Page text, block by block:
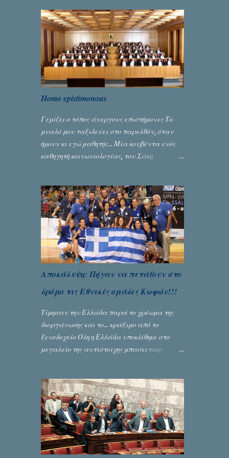
Homo epistimonous
Γεμίζει ο τόπος άνεργους επιστήμονες Το
μυαλό μου ταξιδεύει στο παρελθόν, όταν
ήμουν κι εγώ μαθητής... Μία κουβέντα ενός
καθηγητή κοινωνιολογίας, του Σάκη
Γράφει ο Σταύρος Αλευρογιάννης
Αποκάλυψη: Πήγαν να πετάξουν στο
δρόμο τις Εθνικές ομάδες Κωφών!!!
Τίμησαν την Ελλάδα παρά το χρέωμα της
διοργάνωσης και το... κράξιμο από το
ξενοδοχείο Όλη η Ελλάδα υποκλίθηκε στο
μεγαλείο της αντίστοιχης μπασκετικής
πρωταθλήματος κωφών που διεξήχθη στη
Θεσσανολίκη τις προηγουμενες ημέρες. Πίσω
από την λάμψη και την αποθέωση που
γνώρισαν τα κορίτσια της Αθηνάς Ζέρβα με
την πορεία τους που ολοκληρώθηκε με τη νίκη
τους στον τελικό επί της Λιθουανίας,